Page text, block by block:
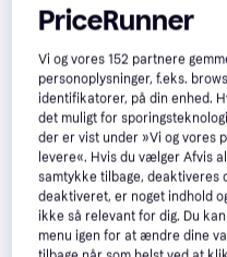
PriceRunner
Vi og vores152 partnere
personoplysninger, f.eks.
identifikatorer, på din enhed.
det muligt for
der er vist under »Vi og vores
levere«. Hvis du vælger Afvis
samtykke tilbage, deaktiveres
deaktiveret, er noget indhold
ikke så relevant for dig. Du
menu igen for at ændre dine